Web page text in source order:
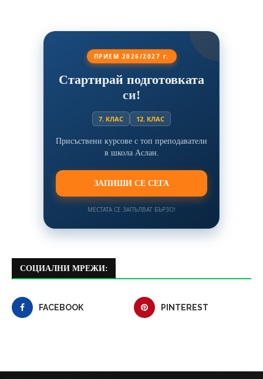
ПРИЕМ 2026/2027 г.
Стартирай подготовката
си!
7. КЛАС 12. КЛАС
Присъствени курсове с топ преподаватели
в школа Аслан.
ЗАПИШИ СЕ СЕГА
МЕСТАТА СЕ ЗАПЪЛВАТ БЪРЗО!
СОЦИАЛНИ МРЕЖИ:
FACEBOOK PINTEREST